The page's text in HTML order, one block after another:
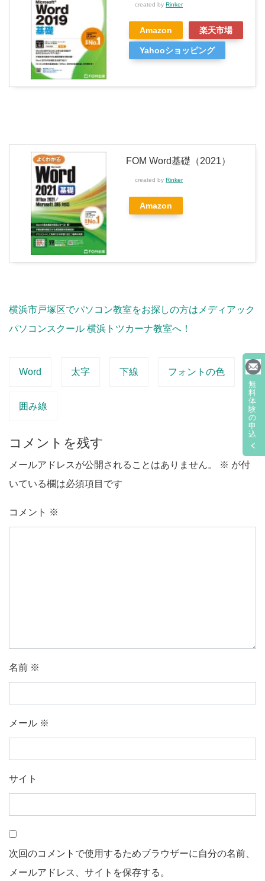
created by Rinker
Amazon 楽天市場
Yahooショッピング
FOM Word基礎（2021）
created by Rinker
Amazon
横浜市戸塚区でパソコン教室をお探しの方はメディアック
パソコンスクール 横浜トツカーナ教室へ！
Word 太字 下線 フォントの色
囲み線
コメントを残す
メールアドレスが公開されることはありません。 ※ が付
いている欄は必須項目です
コメント ※
名前 ※
メール ※
サイト
次回のコメントで使用するためブラウザーに自分の名前、
メールアドレス、サイトを保存する。
無
料
体
験
の
申
込